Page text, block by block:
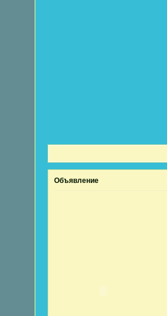
Объявление